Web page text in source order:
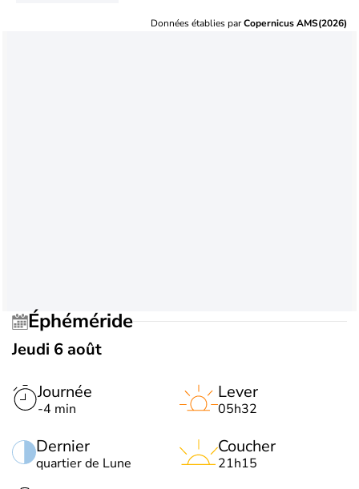
Données établies parCopernicus AMS(2026)
Éphéméride
Jeudi 6 août
Journée
-4 min
Dernier
quartier de Lune
Lever
05h32
Coucher
21h15